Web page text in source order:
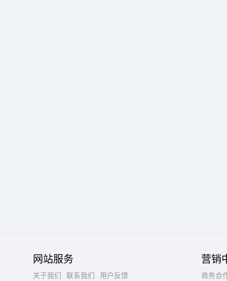
网站服务
关于我们 联系我们
用户反馈
营销
商务合